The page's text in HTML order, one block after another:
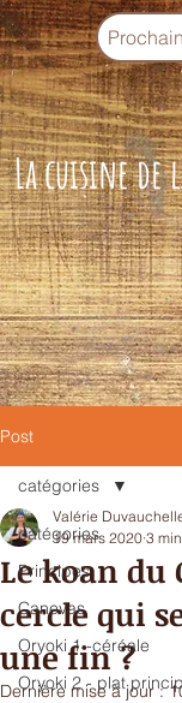
La cuisine
Post
catégories
Principes
Canevas
Oryoki 1 -céréale
Oryoki 2 - plat
catégories
Le koan du
cercle qui
une fin ?
Valérie
19 mars 2020 3
Dernière mise à jour :